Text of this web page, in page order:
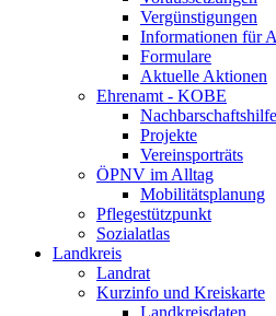
Vergünstigungen
Informationen für
Formulare
Aktuelle Aktionen
Ehrenamt - KOBE
Projekte
Vereinsporträts
ÖPNV im Alltag
Mobilitätsplanung
Pflegestützpunkt
Sozialatlas
Landkreis
Landrat
Kurzinfo und Kreiskarte